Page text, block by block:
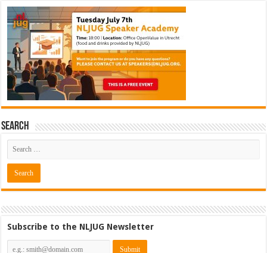
Search
Subscribe to the NLJUG Newsletter